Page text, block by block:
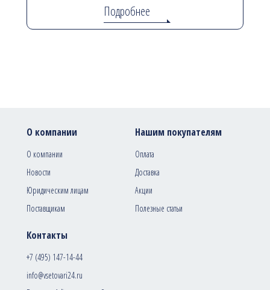
Подробнее
Контакты
+7 (495) 147-14-44
info@vsetovari24.ru
О компании
О компании
Новости
Юридическим лицам
Поставщикам
Нашим покупателям
Оплата
Доставка
Акции
Полезные статьи